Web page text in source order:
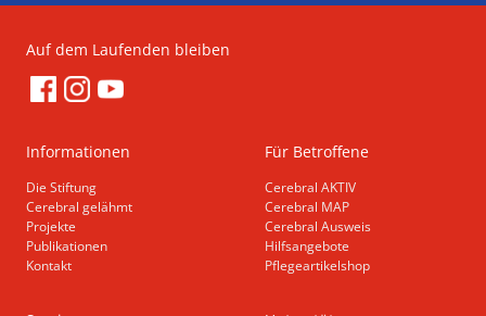
Auf dem Laufenden bleiben
Informationen
Die Stiftung
Cerebral gelähmt
Projekte
Publikationen
Kontakt
Für Betroffene
Cerebral AKTIV
Cerebral MAP
Cerebral Ausweis
Hilfsangebote
Pflegeartikelshop